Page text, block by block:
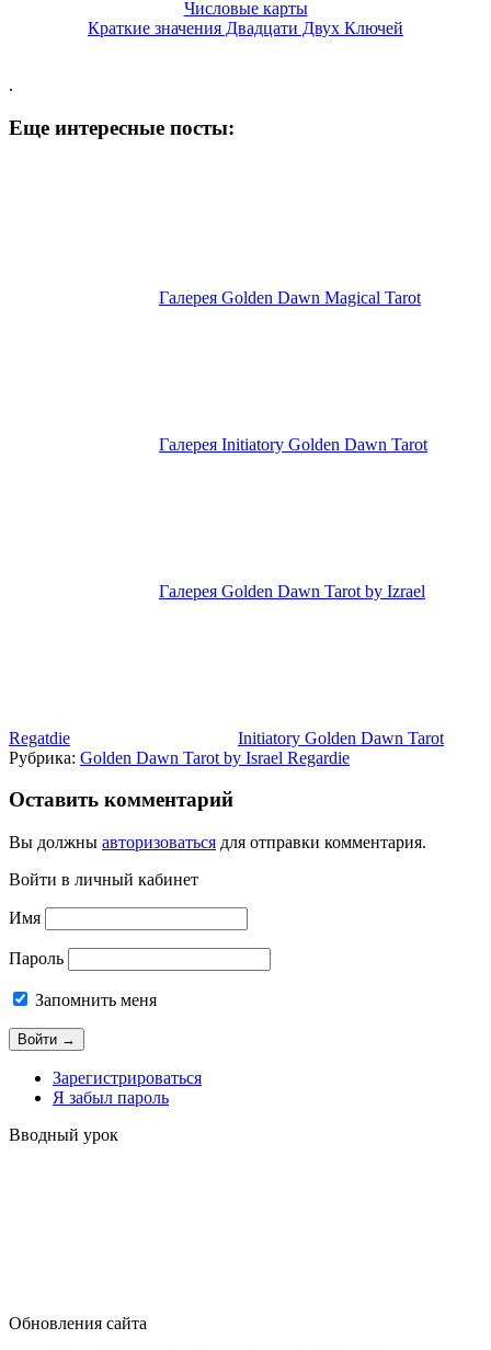
Числовые карты
Краткие значения Двадцати Двух Ключей
.
Еще интересные посты:
Галерея Golden Dawn Magical Tarot
Галерея Initiatory Golden Dawn Tarot
Галерея Golden Dawn Tarot by Izrael
Regatdie
Initiatory Golden Dawn Tarot
Рубрика: Golden Dawn Tarot by Israel Regardie
Оставить комментарий
Вы должны авторизоваться для отправки комментария.
Войти в личный кабинет
Имя
Пароль
Запомнить меня
Зарегистрироваться
Я забыл пароль
Вводный урок
Обновления сайта